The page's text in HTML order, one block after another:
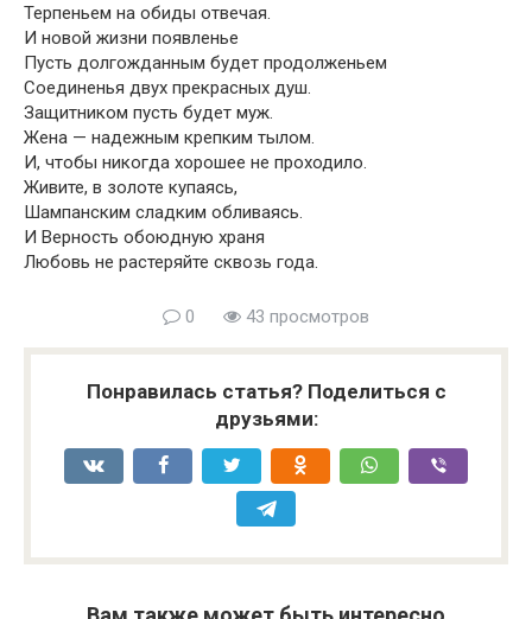
Терпеньем на обиды отвечая.
И новой жизни появленье
Пусть долгожданным будет продолженьем
Соединенья двух прекрасных душ.
Защитником пусть будет муж.
Жена — надежным крепким тылом.
И, чтобы никогда хорошее не проходило.
Живите, в золоте купаясь,
Шампанским сладким обливаясь.
И Верность обоюдную храня
Любовь не растеряйте сквозь года.
0 43 просмотров
Понравилась статья? Поделиться с
друзьями: